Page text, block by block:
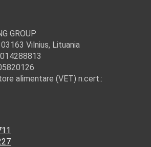
GROUP
Vilnius, Lituania
alimentare (VET) n.cert.: